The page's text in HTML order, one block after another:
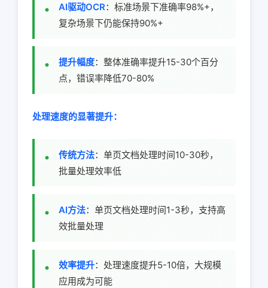
AI驱动OCR：标准场景下准确率98%+，
复杂场景下仍能保持90%+
提升幅度：整体准确率提升15-30个百分
点，错误率降低70-80%
处理速度的显著提升：
传统方法：单页文档处理时间10-30秒，
批量处理效率低
AI方法：单页文档处理时间1-3秒，支持高
效批量处理
效率提升：处理速度提升5-10倍，大规模
应用成为可能